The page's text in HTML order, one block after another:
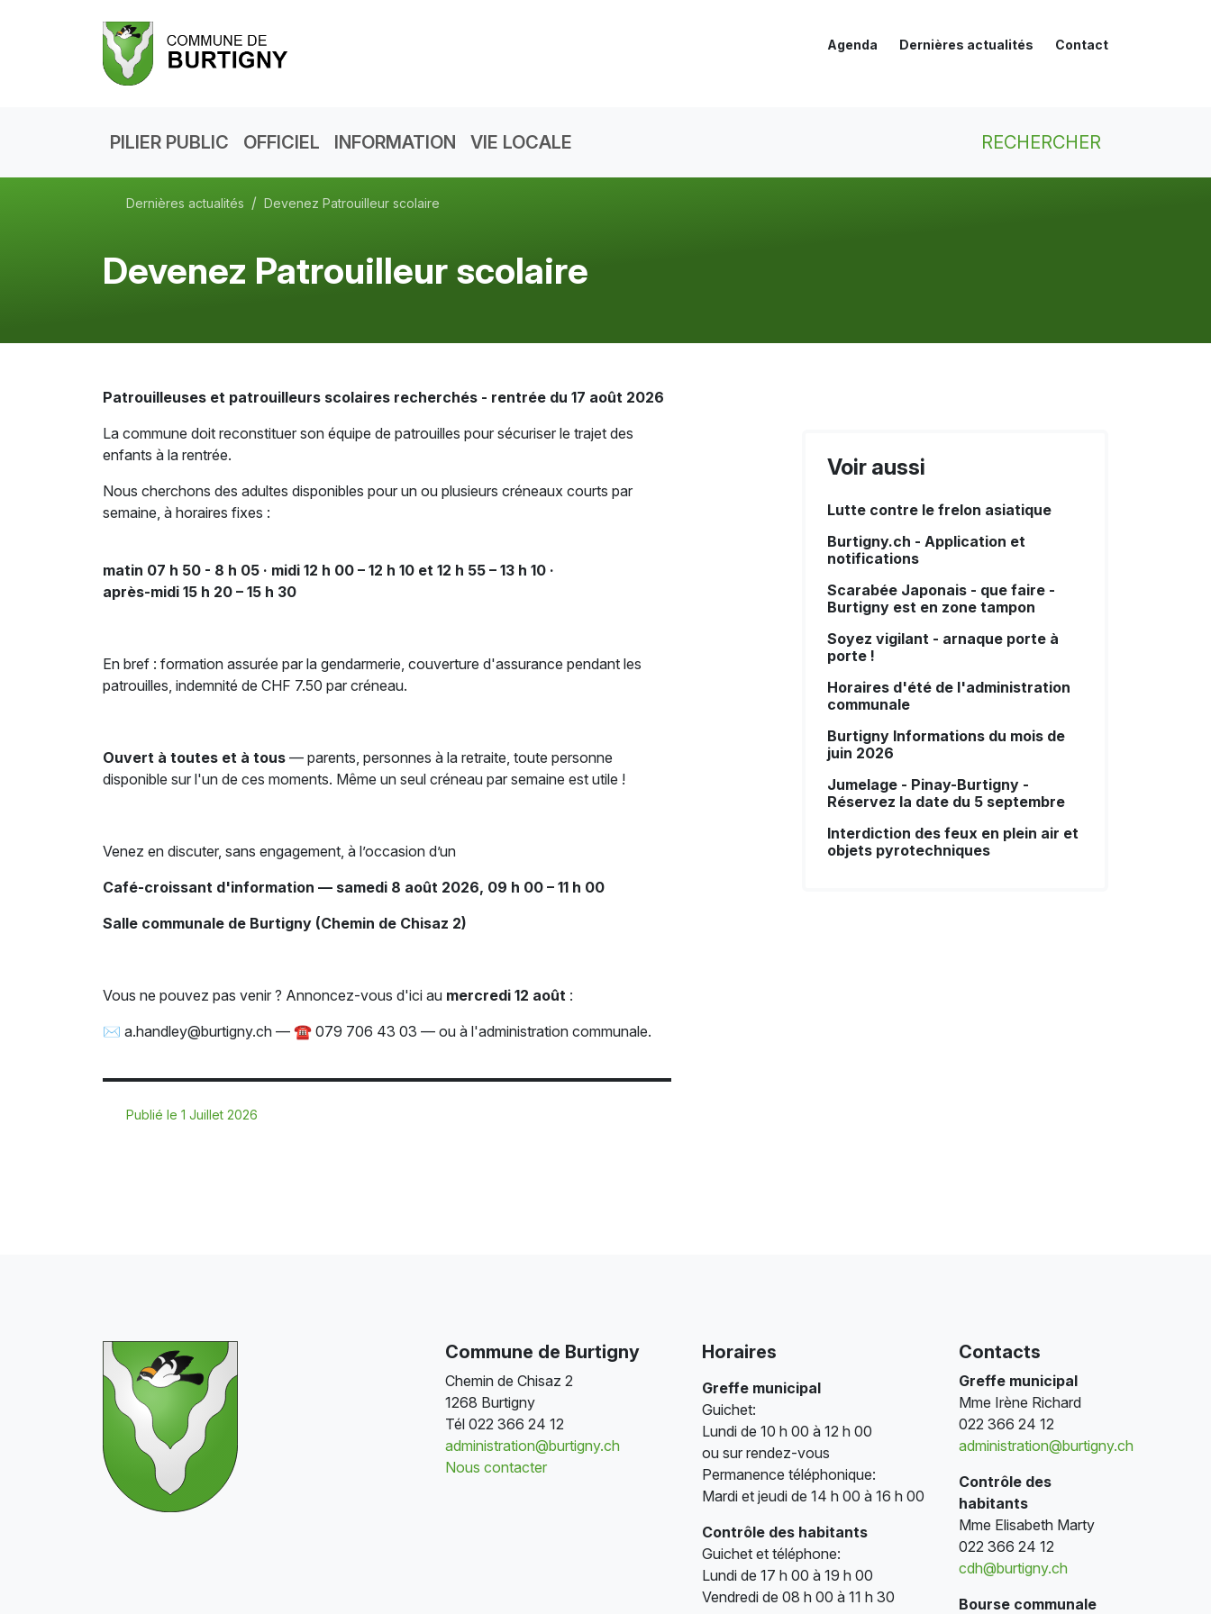
Agenda Dernières actualités Contact
PILIER PUBLIC OFFICIEL INFORMATION VIE LOCALE RECHERCHER
Dernières actualités Devenez Patrouilleur scolaire
Devenez Patrouilleur scolaire
Patrouilleuses et patrouilleurs scolaires recherchés - rentrée du 17 août 2026
La commune doit reconstituer son équipe de patrouilles pour sécuriser le trajet des
enfants à la rentrée.
Nous cherchons des adultes disponibles pour un ou plusieurs créneaux courts par
semaine, à horaires fixes :
matin 07 h 50 - 8 h 05 · midi 12 h 00 – 12 h 10 et 12 h 55 – 13 h 10 ·
après-midi 15 h 20 – 15 h 30
En bref : formation assurée par la gendarmerie, couverture d'assurance pendant les
patrouilles, indemnité de CHF 7.50 par créneau.
Ouvert à toutes et à tous — parents, personnes à la retraite, toute personne
disponible sur l'un de ces moments. Même un seul créneau par semaine est utile !
Venez en discuter, sans engagement, à l’occasion d’un
Café-croissant d'information — samedi 8 août 2026, 09 h 00 – 11 h 00
Salle communale de Burtigny (Chemin de Chisaz 2)
Vous ne pouvez pas venir ? Annoncez-vous d'ici au mercredi 12 août :
✉ a.handley@burtigny.ch — ☎ 079 706 43 03 — ou à l'administration communale.
Publié le 1 Juillet 2026
Voir aussi
Lutte contre le frelon asiatique
Burtigny.ch - Application et
notifications
Scarabée Japonais - que faire -
Burtigny est en zone tampon
Soyez vigilant - arnaque porte à
porte !
Horaires d'été de l'administration
communale
Burtigny Informations du mois de
juin 2026
Jumelage - Pinay-Burtigny -
Réservez la date du 5 septembre
Interdiction des feux en plein air et
objets pyrotechniques
Commune de Burtigny
Chemin de Chisaz 2
1268 Burtigny
Tél 022 366 24 12
administration@burtigny.ch
Nous contacter
Horaires
Greffe municipal
Guichet:
Lundi de 10 h 00 à 12 h 00
ou sur rendez-vous
Permanence téléphonique:
Mardi et jeudi de 14 h 00 à 16 h 00
Contrôle des habitants
Guichet et téléphone:
Lundi de 17 h 00 à 19 h 00
Vendredi de 08 h 00 à 11 h 30
Contacts
Greffe municipal
Mme Irène Richard
022 366 24 12
administration@burtigny.ch
Contrôle des
habitants
Mme Elisabeth Marty
022 366 24 12
cdh@burtigny.ch
Bourse communale